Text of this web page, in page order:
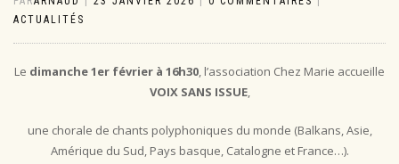
ACTUALITÉS
Le dimanche 1er février à 16h30, l’association Chez Marie accueille
VOIX SANS ISSUE,
une chorale de chants polyphoniques du monde (Balkans, Asie,
Amérique du Sud, Pays basque, Catalogne et France…).